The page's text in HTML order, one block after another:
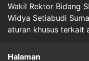
Wakil Rektor Bidang
Widya Setiabudi
aturan khusus terkait
Halaman